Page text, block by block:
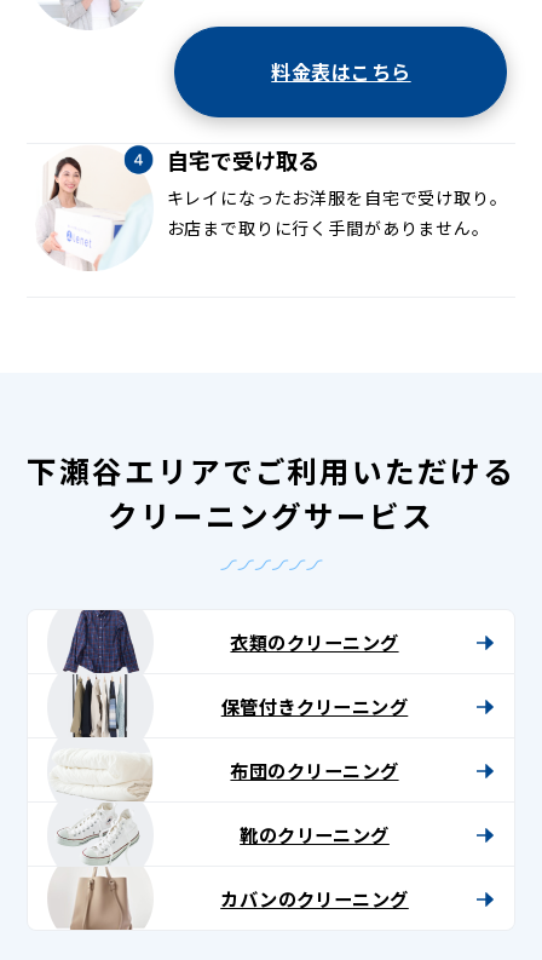
料金表はこちら
自宅で受け取る
キレイになったお洋服を自宅で受け取り。
お店まで取りに行く手間がありません。
下瀬谷エリアでご利用いただける
クリーニングサービス
衣類のクリーニング
保管付きクリーニング
布団のクリーニング
靴のクリーニング
カバンのクリーニング